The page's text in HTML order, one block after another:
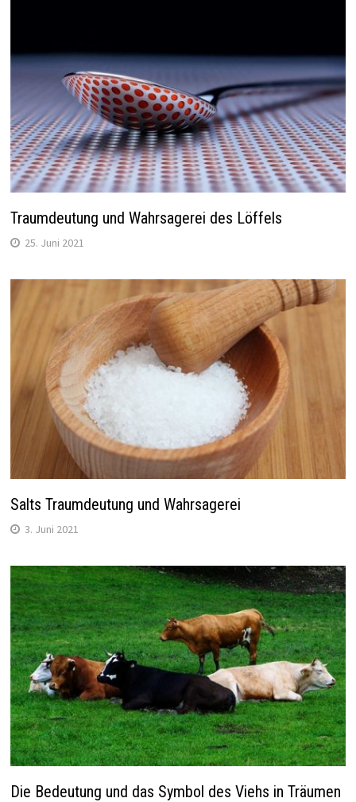
Traumdeutung und Wahrsagerei des Löffels
25. Juni 2021
Salts Traumdeutung und Wahrsagerei
3. Juni 2021
Die Bedeutung und das Symbol des Viehs in Träumen